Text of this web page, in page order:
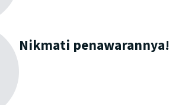
Nikmati penawarannya!